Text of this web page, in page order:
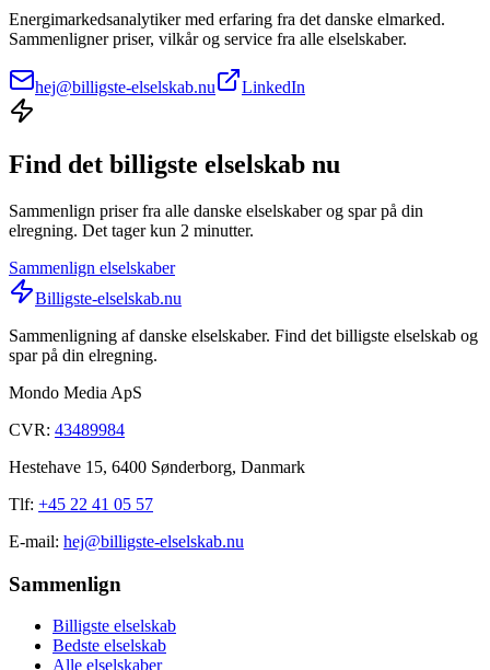
Energimarkedsanalytiker med erfaring fra det danske elmarked.
Sammenligner priser, vilkår og service fra alle elselskaber.
hej@billigste-elselskab.nu LinkedIn
Find det billigste elselskab nu
Sammenlign priser fra alle danske elselskaber og spar på din
elregning. Det tager kun 2 minutter.
Sammenlign elselskaber
Billigste-elselskab.nu
Sammenligning af danske elselskaber. Find det billigste elselskab og
spar på din elregning.
Mondo Media ApS
CVR: 43489984
Hestehave 15, 6400 Sønderborg, Danmark
Tlf: +45 22 41 05 57
E-mail: hej@billigste-elselskab.nu
Sammenlign
Billigste elselskab
Bedste elselskab
Alle elselskaber